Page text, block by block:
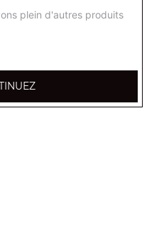
plein d'autres produits